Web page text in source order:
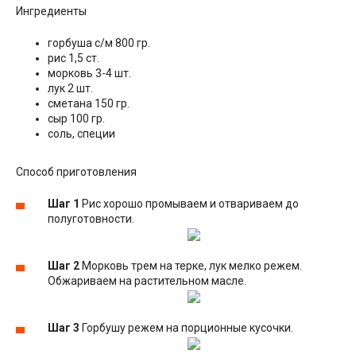
Ингредиенты
горбуша с/м 800 гр.
рис 1,5 ст.
морковь 3-4 шт.
лук 2 шт.
сметана 150 гр.
сыр 100 гр.
соль, специи
Способ приготовления
Шаг 1 Рис хорошо промываем и отвариваем до
полуготовности.
Шаг 2Морковь трем на терке, лук мелко режем.
Обжариваем на растительном масле.
Шаг 3 Горбушу режем на порционные кусочки.